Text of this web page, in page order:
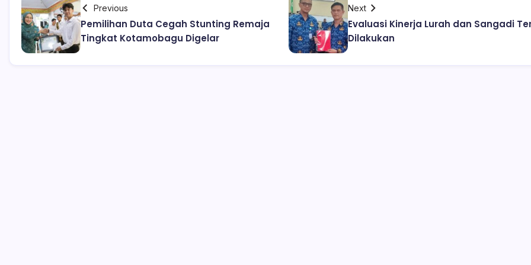
Previous
Pemilihan Duta Cegah Stunting Remaja
Tingkat Kotamobagu Digelar
Next
Evaluasi Kinerja Lurah dan Sangadi
Dilakukan